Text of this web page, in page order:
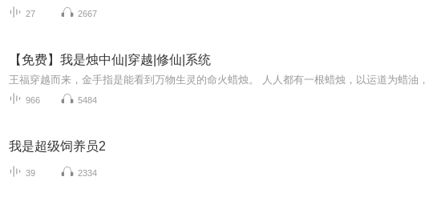
27 2667
【免费】我是烛中仙|穿越|修仙|系统
966 5484
我是超级饲养员2
39 2334